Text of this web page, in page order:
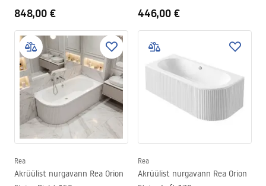
848,00 € 446,00 €
Rea
Akrüülist nurgavann Rea Orion
Rea
Akrüülist nurgavann Rea Orion